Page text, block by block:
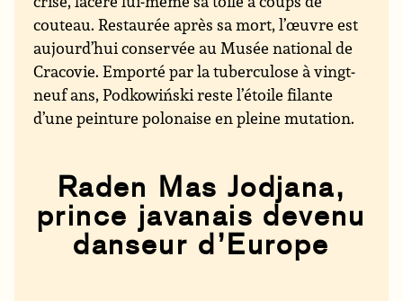
couteau. Restaurée après sa mort, l’œuvre est
aujourd’hui conservée au Musée national de
Cracovie. Emporté par la tuberculose à vingt-
neuf ans, Podkowiński reste l’étoile filante
d’une peinture polonaise en pleine mutation.
Raden Mas Jodjana,
prince javanais devenu
danseur d’Europe